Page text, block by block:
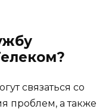
связаться со
проблем, а также